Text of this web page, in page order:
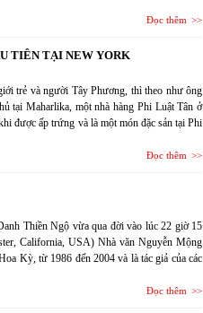
Đọc thêm
TIÊN TẠI NEW YORK
trẻ và người Tây Phương, thì theo như ông
tại Maharlika, một nhà hàng Phi Luật Tân ở
được ấp trứng và là một món đặc sản tại Phi
Đọc thêm
Thiền Ngộ vừa qua đời vào lúc 22 giờ 15
California, USA) Nhà văn Nguyễn Mộng
Kỳ, từ 1986 đến 2004 và là tác giả của các
Đọc thêm